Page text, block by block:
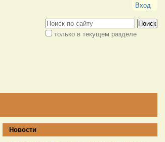
Вход
Поиск
только в текущем разделе
Новости